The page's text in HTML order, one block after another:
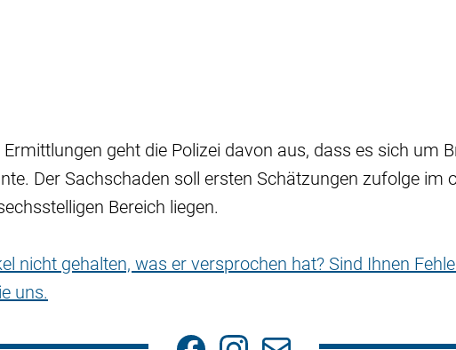
geht die Polizei davon aus, dass es sich um
Der Sachschaden soll ersten Schätzungen zufolge im
Bereich liegen.
nicht gehalten, was er versprochen hat? Sind Ihnen
uns.